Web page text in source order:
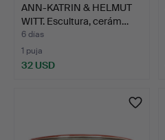
ANN-KATRIN & HELMUT
WITT. Escultura, cerám…
6 días
1 puja
32 USD